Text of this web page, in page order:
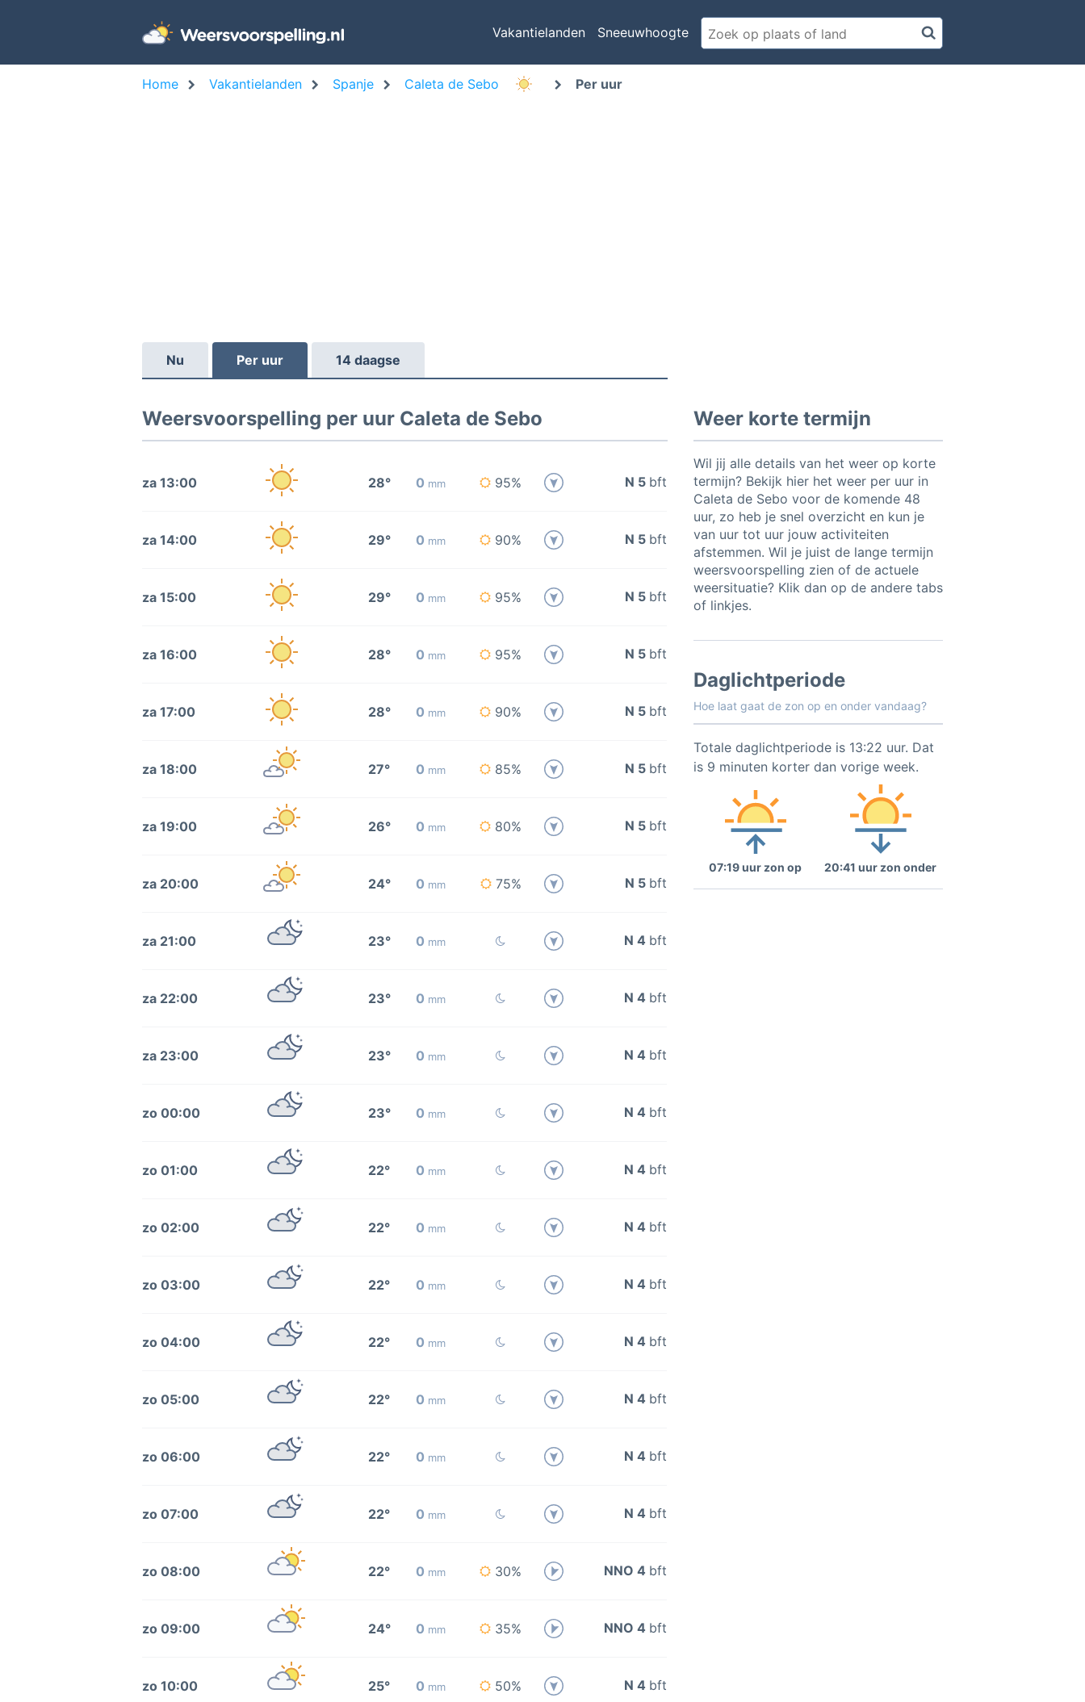
Vakantielanden Sneeuwhoogte
Home Vakantielanden Spanje Caleta de Sebo Per uur
Nu Per uur 14 daagse
Weersvoorspelling per uur Caleta de Sebo
za 13:00 28° 0 mm 95% N 5 bft
za 14:00 29° 0 mm 90% N 5 bft
za 15:00 29° 0 mm 95% N 5 bft
za 16:00 28° 0 mm 95% N 5 bft
za 17:00 28° 0 mm 90% N 5 bft
za 18:00 27° 0 mm 85% N 5 bft
za 19:00 26° 0 mm 80% N 5 bft
za 20:00 24° 0 mm 75% N 5 bft
za 21:00 23° 0 mm N 4 bft
za 22:00 23° 0 mm N 4 bft
za 23:00 23° 0 mm N 4 bft
zo 00:00 23° 0 mm N 4 bft
zo 01:00 22° 0 mm N 4 bft
zo 02:00 22° 0 mm N 4 bft
zo 03:00 22° 0 mm N 4 bft
zo 04:00 22° 0 mm N 4 bft
zo 05:00 22° 0 mm N 4 bft
zo 06:00 22° 0 mm N 4 bft
zo 07:00 22° 0 mm N 4 bft
zo 08:00 22° 0 mm 30% NNO 4 bft
zo 09:00 24° 0 mm 35% NNO 4 bft
zo 10:00 25° 0 mm 50% N 4 bft
Weer korte termijn
Wil jij alle details van het weer op korte
termijn? Bekijk hier het weer per uur in
Caleta de Sebo voor de komende 48
uur, zo heb je snel overzicht en kun je
van uur tot uur jouw activiteiten
afstemmen. Wil je juist de lange termijn
weersvoorspelling zien of de actuele
weersituatie? Klik dan op de andere tabs
of linkjes.
Daglichtperiode
Hoe laat gaat de zon op en onder vandaag?
Totale daglichtperiode is 13:22 uur. Dat
is 9 minuten korter dan vorige week.
07:19 uur zon op 20:41 uur zon onder